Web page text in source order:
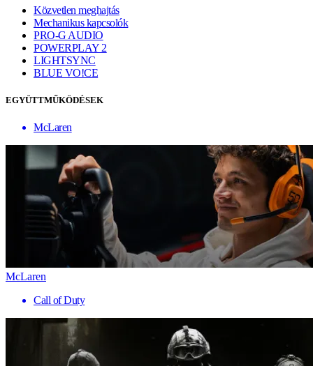
Közvetlen meghajtás
Mechanikus kapcsolók
PRO-G AUDIO
POWERPLAY 2
LIGHTSYNC
BLUE VO!CE
EGYÜTTMŰKÖDÉSEK
McLaren
McLaren
Call of Duty